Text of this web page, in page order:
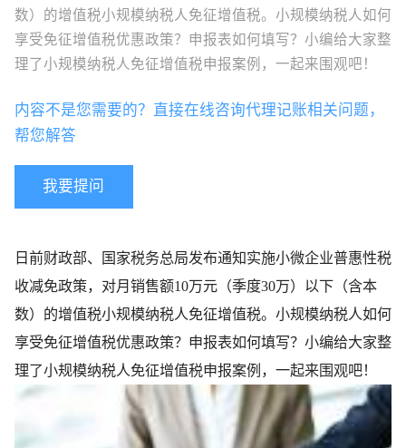
数）的增值税小规模纳税人免征增值税。小规模纳税人如何
享受免征增值税优惠政策？申报表如何填写？小编给大家整
理了小规模纳税人免征增值税申报案例，一起来围观吧！
我要提问
内容不是您需要的？直接在线咨询代理记账相关问题，
帮您解答
日前财政部、国家税务总局发布通知实施小微企业普惠性税
收减免政策，对月销售额10万元（季度30万）以下（含本
数）的增值税小规模纳税人免征增值税。小规模纳税人如何
享受免征增值税优惠政策？申报表如何填写？小编给大家整
理了小规模纳税人免征增值税申报案例，一起来围观吧！